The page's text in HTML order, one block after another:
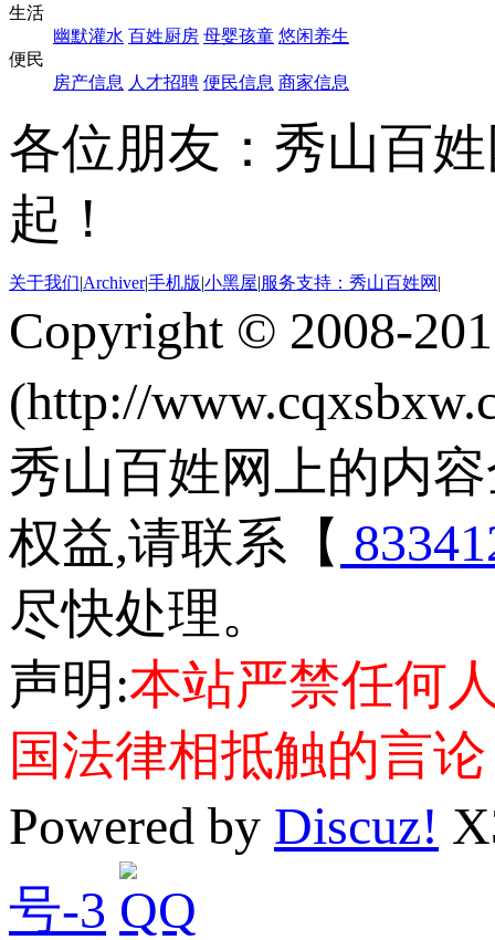
生活
幽默灌水 百姓厨房 母婴孩童 悠闲养生
便民
房产信息 人才招聘 便民信息 商家信息
各位朋友：秀山百
起！
关于我们|Archiver|手机版|小黑屋|服务支持：秀山百姓网 |
Copyright © 2008-
(http://
秀山百姓网上的内
权益,请联系【
尽快处理。
声明:本站严禁任何
国法律相抵触的言
Powered by Discuz!
号-3